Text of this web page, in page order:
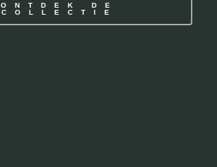
ONTDEK DE
COLLECTIE